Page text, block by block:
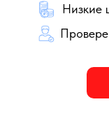
Низкие